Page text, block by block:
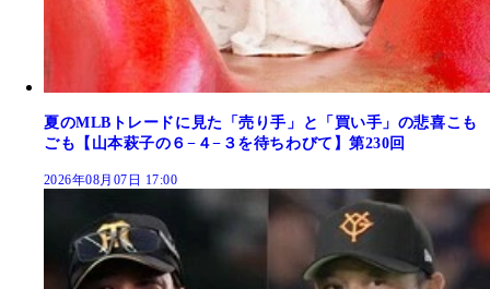
夏のMLBトレードに見た「売り手」と「買い手」の悲喜こも
ごも【山本萩子の６−４−３を待ちわびて】第230回
2026年08月07日 17:00